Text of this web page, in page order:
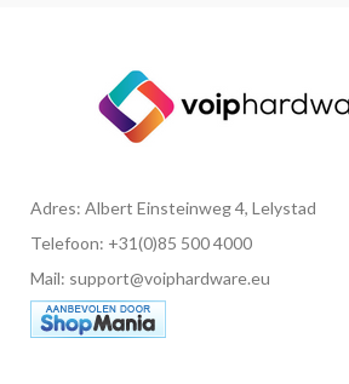
Adres: Albert Einsteinweg 4, Lelystad
Telefoon: +31(0)85 500 4000
Mail: support@voiphardware.eu